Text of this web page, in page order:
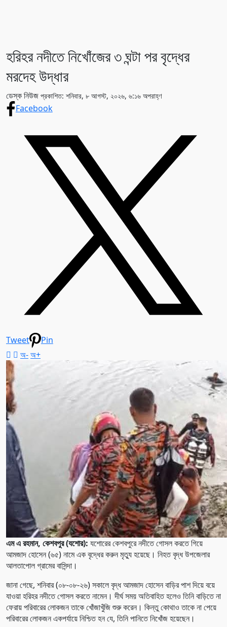
হরিহর নদীতে নিখোঁজের ৩ ঘন্টা পর বৃদ্ধের
মরদেহ উদ্ধার
ডেস্ক নিউজ প্রকাশিত: শনিবার, ৮ আগস্ট, ২০২৬, ৬:১৬ অপরাহ্ণ
Facebook
Tweet
Pin
অ-অ+
এম এ রহমান, কেশবপুর (যশোর): যশোরের কেশবপুরে নদীতে গোসল করতে গিয়ে
আমজাদ হোসেন (৬৫) নামে এক বৃদ্ধের করুন মৃত্যু হয়েছে। নিহত বৃদ্ধ উপজেলার
আলতাপোল গ্রামের বাসিন্দা।
জানা গেছে, শনিবার (০৮-০৮-২৬) সকালে বৃদ্ধ আমজাদ হোসেন বাড়ির পাশ দিয়ে বয়ে
যাওয়া হরিহর নদীতে গোসল করতে নামেন। দীর্ঘ সময় অতিবাহিত হলেও তিনি বাড়িতে না
ফেরায় পরিবারের লোকজন তাকে খোঁজাখুঁজি শুরু করেন। কিন্তু কোথাও তাকে না পেয়ে
পরিবারের লোকজন একপর্যায়ে নিশ্চিত হন যে, তিনি পানিতে নিখোঁজ হয়েছেন।